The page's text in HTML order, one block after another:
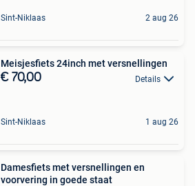
Sint-Niklaas 2 aug 26
Meisjesfiets 24inch met versnellingen
€ 70,00 Details
Sint-Niklaas 1 aug 26
Damesfiets met versnellingen en
voorvering in goede staat